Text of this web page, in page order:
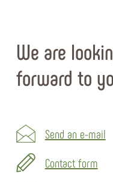
We are
forward to
Send an e-mail
Contact form